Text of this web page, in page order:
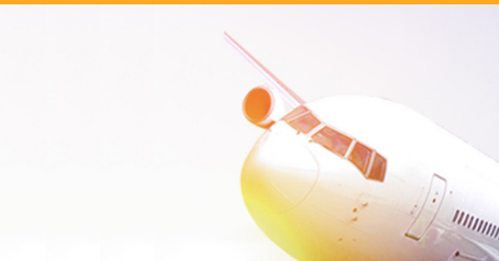
资质荣誉
发展历程 航空
跨境